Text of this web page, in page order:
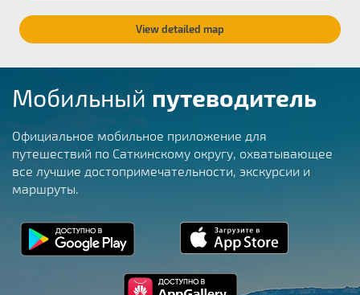
View detailed map
Мобильный путеводитель
Официальное мобильное приложение для
путешествий по Саткинскому округу, охватывающее
все лучшие достопримечательности, экскурсии и
маршруты.